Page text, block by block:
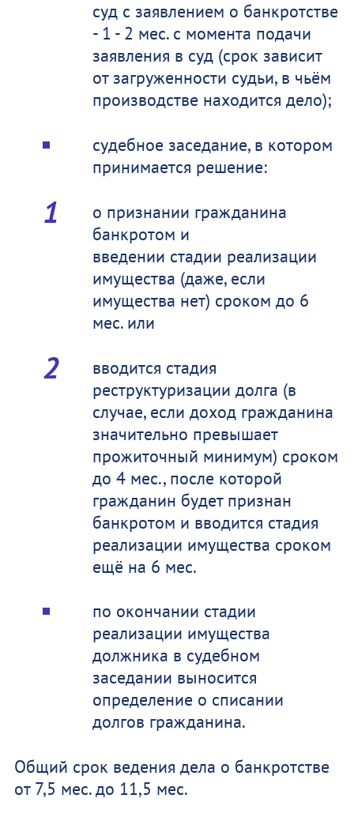
суд с заявлением о банкротстве
- 1 - 2 мес. с момента подачи
заявления в суд (срок зависит
от загруженности судьи, в чьём
производстве находится дело);
судебное заседание, в котором
принимается решение:
о признании гражданина
банкротом и
введении стадии реализации
имущества (даже, если
имущества нет) сроком до 6
мес. или
вводится стадия
реструктуризации долга (в
случае, если доход гражданина
значительно превышает
прожиточный минимум) сроком
до 4 мес., после которой
гражданин будет признан
банкротом и вводится стадия
реализации имущества сроком
ещё на 6 мес.
по окончании стадии
реализации имущества
должника в судебном
заседании выносится
определение о списании
долгов гражданина.
Общий срок ведения дела о банкротстве
от 7,5 мес. до 11,5 мес.